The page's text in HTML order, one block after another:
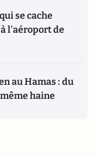
se cache
l'aéroport de
au Hamas : du
haine